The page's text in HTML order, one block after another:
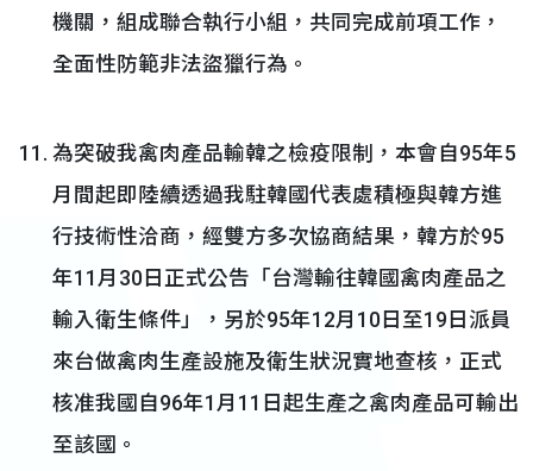
機關，組成聯合執行小組，共同完成前項工作，
全面性防範非法盜獵行為。
為突破我禽肉產品輸韓之檢疫限制，本會自95年5
月間起即陸續透過我駐韓國代表處積極與韓方進
行技術性洽商，經雙方多次協商結果，韓方於95
年11月30日正式公告「台灣輸往韓國禽肉產品之
輸入衛生條件」，另於95年12月10日至19日派員
來台做禽肉生產設施及衛生狀況實地查核，正式
核准我國自96年1月11日起生產之禽肉產品可輸出
至該國。